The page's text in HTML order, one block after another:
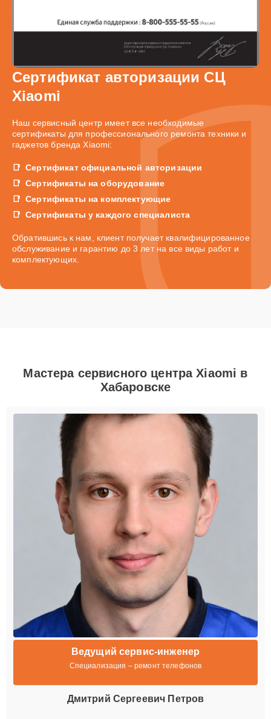
Сертификат авторизации СЦ
Xiaomi
Наш сервисный центр имеет все необходимые
сертификаты для профессионального ремонта техники и
гаджетов бренда Xiaomi:
Сертификат официальной авторизации
Сертификаты на оборудование
Сертификаты на комплектующие
Сертификаты у каждого специалиста
Обратившись к нам, клиент получает квалифицированное
обслуживание и гарантию до 3 лет на все виды работ и
комплектующих.
Мастера сервисного центра Xiaomi в
Хабаровске
Ведущий сервис-инженер
Специализация – ремонт телефонов
Дмитрий Сергеевич Петров